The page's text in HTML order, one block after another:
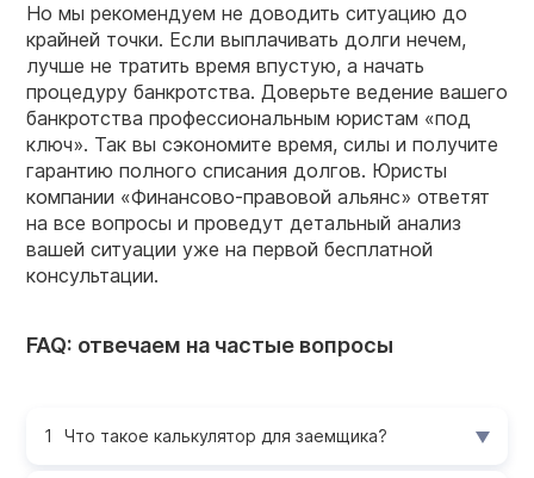
Но мы рекомендуем не доводить ситуацию до
крайней точки. Если выплачивать долги нечем,
лучше не тратить время впустую, а начать
процедуру банкротства. Доверьте ведение вашего
банкротства профессиональным юристам «под
ключ». Так вы сэкономите время, силы и получите
гарантию полного списания долгов. Юристы
компании «Финансово-правовой альянс» ответят
на все вопросы и проведут детальный анализ
вашей ситуации уже на первой бесплатной
консультации.
FAQ: отвечаем на частые вопросы
Что такое калькулятор для заемщика?